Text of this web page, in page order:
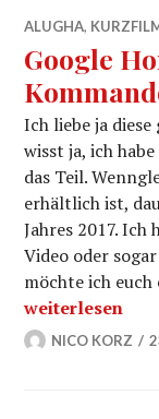
ALUGHA,
Google
Ich liebe ja
wisst ja, ich
das Teil.
erhältlich ist,
Jahres 2017. Ich
Video oder
möchte ich
Google Home:
weiterlesen
NICO KORZ